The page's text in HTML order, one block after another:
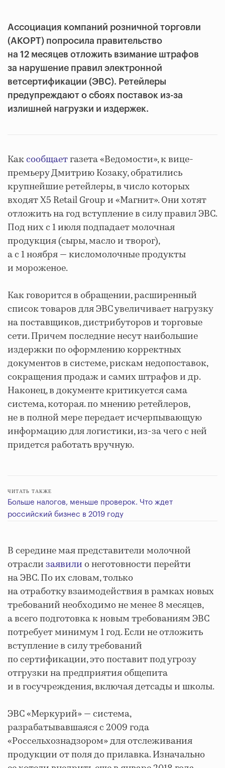
Ассоциация компаний розничной торговли
(АКОРТ) попросила правительство
на 12 месяцев отложить взимание штрафов
за нарушение правил электронной
ветсертификации (ЭВС). Ретейлеры
предупреждают о сбоях поставок из-за
излишней нагрузки и издержек.
Каксообщаетгазета «Ведомости», к вице-
премьеру Дмитрию Козаку, обратились
крупнейшие ретейлеры, в число которых
входят X5 Retail Group и «Магнит». Они хотят
отложить на год вступление в силу правил ЭВС.
Под них с 1 июля подпадает молочная
продукция (сыры, масло и творог),
а с 1 ноября — кисломолочные продукты
и мороженое.
Как говорится в обращении, расширенный
список товаров для ЭВС увеличивает нагрузку
на поставщиков, дистрибуторов и торговые
сети. Причем последние несут наибольшие
издержки по оформлению корректных
документов в системе, рискам недопоставок,
сокращения продаж и самих штрафов и др.
Наконец, в документе критикуется сама
система, которая. по мнению ретейлеров,
не в полной мере передает исчерпывающую
информацию для логистики, из-за чего с ней
придется работать вручную.
ЧИТАТЬ ТАКЖЕ
Больше налогов, меньше проверок. Что ждет
российский бизнес в 2019 году
В середине мая представители молочной
отраслизаявилио неготовности перейти
на ЭВС. По их словам, только
на отработку взаимодействия в рамках новых
требований необходимо не менее 8 месяцев,
а всего подготовка к новым требованиям ЭВС
потребует минимум 1 год. Если не отложить
вступление в силу требований
по сертификации, это поставит под угрозу
отгрузки на предприятия общепита
и в госучреждения, включая детсады и школы.
ЭВС «Меркурий» — система,
разрабатывавшаяся с 2009 года
«Россельхознадзором» для отслеживания
продукции от поля до прилавка. Изначально